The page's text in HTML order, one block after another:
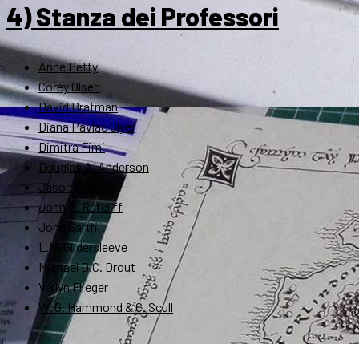
4) Stanza dei Professori
Anne Petty
Corey Olsen
David Bratman
Diana Pavlac Glyer
Dimitra Fimi
Douglas A. Anderson
Jason Fisher
John D. Rateliff
John Garth
L.M. Gildersleeve
Michael D.C. Drout
Verlyn Flieger
W. G. Hammond & C. Scull